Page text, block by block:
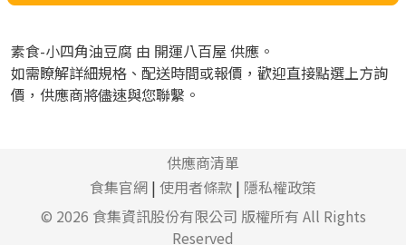
素食-小四角油豆腐 由 開運八百屋 供應。
如需瞭解詳細規格、配送時間或報價，歡迎直接點選上方詢
價，供應商將儘速與您聯繫。
供應商清單
食集官網 | 使用者條款 | 隱私權政策
© 2026 食集資訊股份有限公司 版權所有 All Rights
Reserved